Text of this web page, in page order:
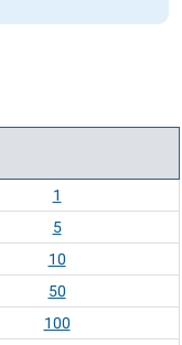
1
5
10
50
100